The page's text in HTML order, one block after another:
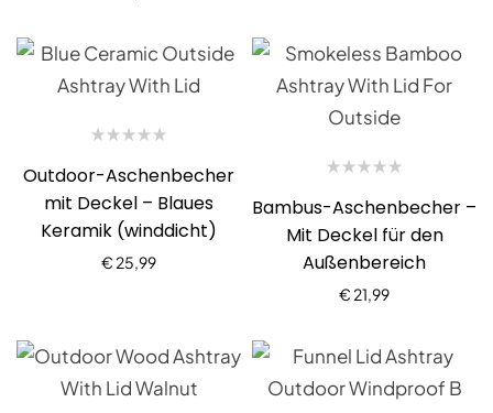
Outdoor-Aschenbecher
mit Deckel – Blaues
Keramik (winddicht)
€ 25,99
Bambus-Aschenbecher –
Mit Deckel für den
Außenbereich
€ 21,99